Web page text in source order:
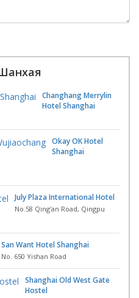
Changhang Merrylin
Hotel Shanghai
Okay OK Hotel
Shanghai
July Plaza International Hotel
No.58 Qing'an Road, Qingpu
San Want Hotel Shanghai
No. 650 Yishan Road
Shanghai Old West Gate
Hostel